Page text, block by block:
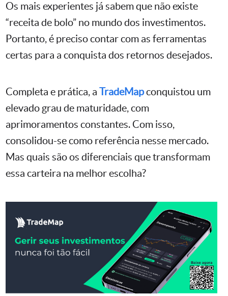
Os mais experientes já sabem que não existe
“receita de bolo” no mundo dos investimentos.
Portanto, é preciso contar com as ferramentas
certas para a conquista dos retornos desejados.
Completa e prática, a TradeMapconquistou um
elevado grau de maturidade, com
aprimoramentos constantes. Com isso,
consolidou-se como referência nesse mercado.
Mas quais são os diferenciais que transformam
essa carteira na melhor escolha?